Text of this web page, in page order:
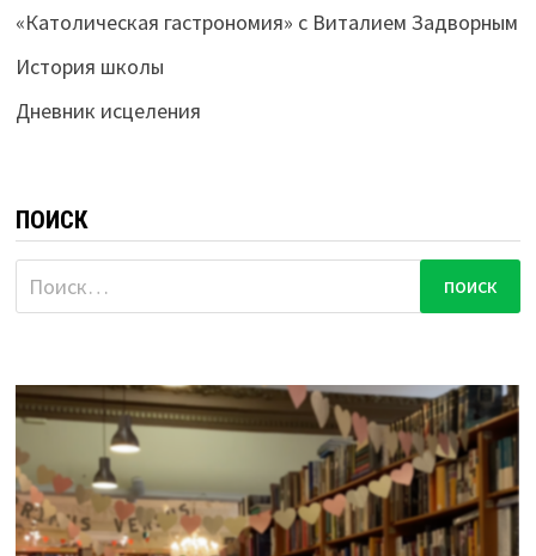
«Католическая гастрономия» с Виталием Задворным
История школы
Дневник исцеления
ПОИСК
Найти: